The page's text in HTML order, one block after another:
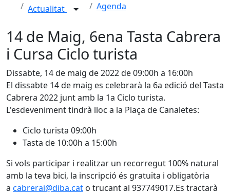
Actualitat Agenda
14 de Maig, 6ena Tasta Cabrera
i Cursa Ciclo turista
Dissabte, 14 de maig de 2022 de 09:00h a 16:00h
El dissabte 14 de maig es celebrarà la 6a edició del Tasta
Cabrera 2022 junt amb la 1a Ciclo turista.
L'esdeveniment tindrà lloc a la Plaça de Canaletes:
Ciclo turista 09:00h
Tasta de 10:00h a 15:00h
Si vols participar i realitzar un recorregut 100% natural
amb la teva bici, la inscripció és gratuïta i obligatòria
a cabrerai@diba.cat o trucant al 937749017.Es tractarà